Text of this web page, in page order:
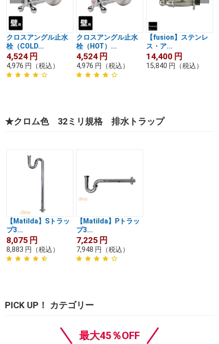
クロスアングル止水
栓（COLD...
4,524 円
4,976 円 （税込）
クロスアングル止水
栓（HOT）...
4,524 円
4,976 円 （税込）
【fusion】ステンレ
ス・ア...
14,400 円
15,840 円 （税込）
★クロム色 32ミリ規格 排水トラップ
【Matilda】Sトラッ
プ3...
8,075 円
8,883 円 （税込）
【Matilda】Pトラッ
プ3...
7,225 円
7,948 円 （税込）
PICK UP！ カテゴリー
最大45％OFF